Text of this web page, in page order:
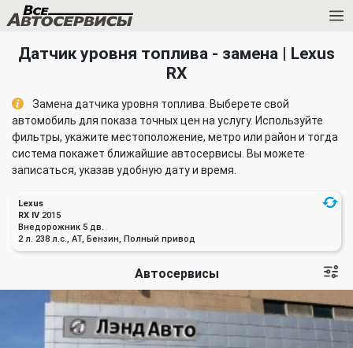
Датчик уровня топлива - замена | Lexus
RX
Замена датчика уровня топлива. Выберете свой
автомобиль для показа точных цен на услугу. Используйте
фильтры, укажите местоположение, метро или район и тогда
система покажет ближайшие автосервисы. Вы можете
записаться, указав удобную дату и время.
Lexus
RX IV 2015
Внедорожник 5 дв.
2 л. 238 л.с., AT, Бензин, Полный привод
Автосервисы